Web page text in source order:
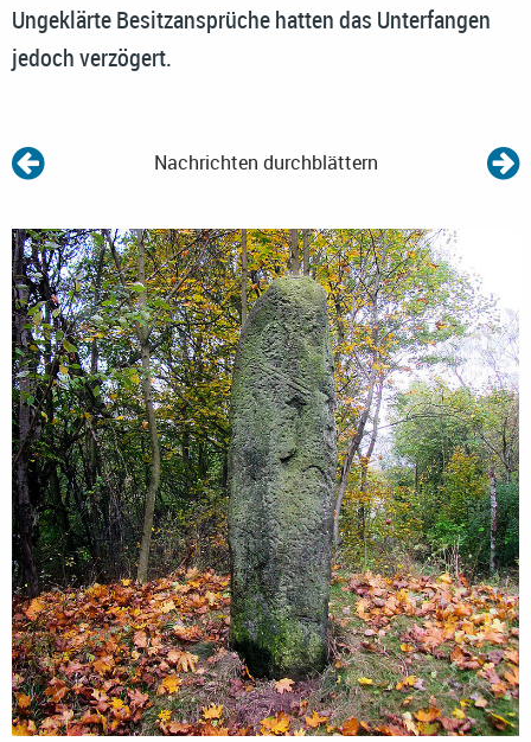
Ungeklärte Besitzansprüche hatten das Unterfangen
jedoch verzögert.
Nachrichten durchblättern